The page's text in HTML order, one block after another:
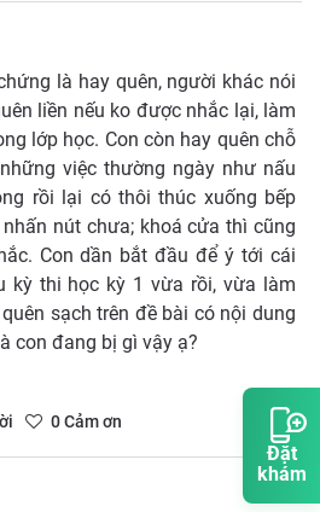
Đặt
khám
là hay quên, người khác nói
liền nếu ko được nhắc lại, làm
lớp học. Con còn hay quên chỗ
việc thường ngày như nấu
rồi lại có thôi thúc xuống bếp
nút chưa; khoá cửa thì cũng
Con dần bắt đầu để ý tới cái
kỳ thi học kỳ 1 vừa rồi, vừa làm
sạch trên đề bài có nội dung
con đang bị gì vậy ạ?
0Cảm ơn